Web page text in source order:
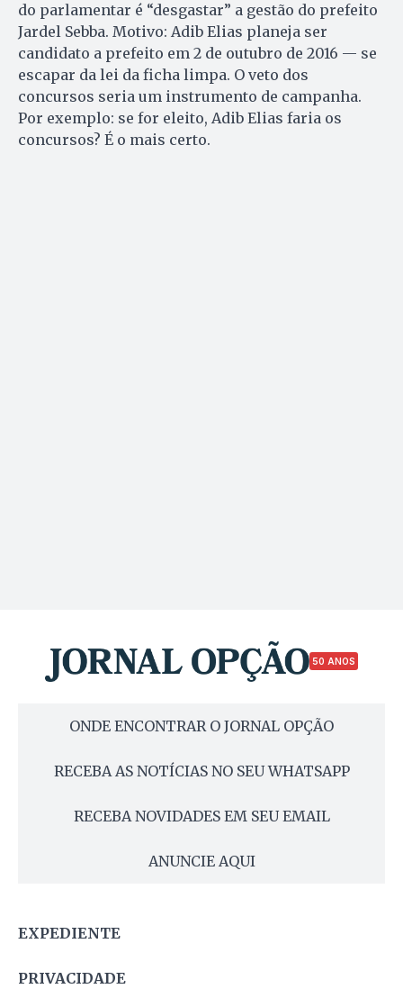
do parlamentar é “desgastar” a gestão do prefeito
Jardel Sebba. Motivo: Adib Elias planeja ser
candidato a prefeito em 2 de outubro de 2016 — se
escapar da lei da ficha limpa. O veto dos
concursos seria um instrumento de campanha.
Por exemplo: se for eleito, Adib Elias faria os
concursos? É o mais certo.
50 ANOS
ONDE ENCONTRAR O JORNAL OPÇÃO
RECEBA AS NOTÍCIAS NO SEU WHATSAPP
RECEBA NOVIDADES EM SEU EMAIL
ANUNCIE AQUI
EXPEDIENTE
PRIVACIDADE